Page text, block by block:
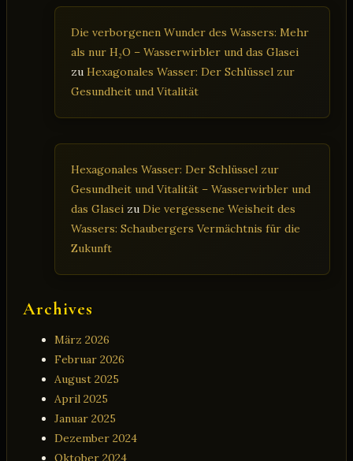
Die verborgenen Wunder des Wassers: Mehr
als nur H₂O – Wasserwirbler und das Glasei
zu Hexagonales Wasser: Der Schlüssel zur
Gesundheit und Vitalität
Hexagonales Wasser: Der Schlüssel zur
Gesundheit und Vitalität – Wasserwirbler und
das Glasei zu Die vergessene Weisheit des
Wassers: Schaubergers Vermächtnis für die
Zukunft
Archives
März 2026
Februar 2026
August 2025
April 2025
Januar 2025
Dezember 2024
Oktober 2024